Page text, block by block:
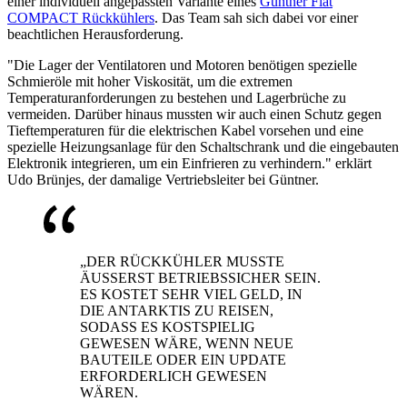
COMPACT Rückkühlers. Das Team sah sich dabei vor einer
beachtlichen Herausforderung.
"Die Lager der Ventilatoren und Motoren benötigen spezielle
Schmieröle mit hoher Viskosität, um die extremen
Temperaturanforderungen zu bestehen und Lagerbrüche zu
vermeiden. Darüber hinaus mussten wir auch einen Schutz gegen
Tieftemperaturen für die elektrischen Kabel vorsehen und eine
spezielle Heizungsanlage für den Schaltschrank und die eingebauten
Elektronik integrieren, um ein Einfrieren zu verhindern." erklärt
Udo Brünjes, der damalige Vertriebsleiter bei Güntner.
„DER RÜCKKÜHLER MUSSTE
ÄUSSERST BETRIEBSSICHER SEIN.
ES KOSTET SEHR VIEL GELD, IN
DIE ANTARKTIS ZU REISEN,
SODASS ES KOSTSPIELIG
GEWESEN WÄRE, WENN NEUE
BAUTEILE ODER EIN UPDATE
ERFORDERLICH GEWESEN
WÄREN.